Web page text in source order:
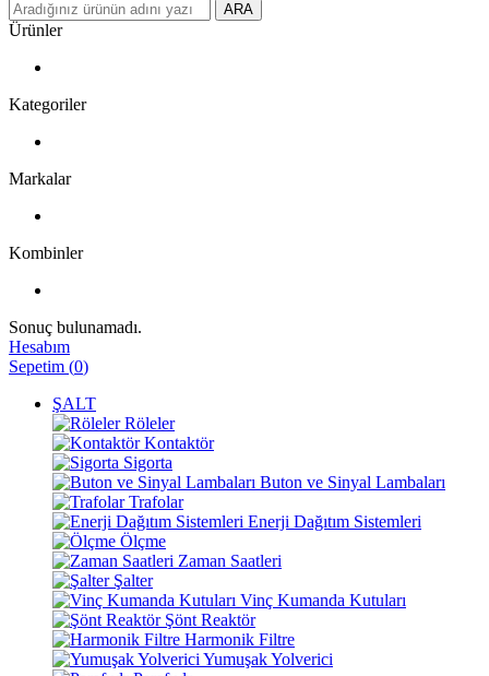
ARA
Ürünler
Kategoriler
Markalar
Kombinler
Sonuç bulunamadı.
Hesabım
Sepetim (0)
ŞALT
Röleler
Kontaktör
Sigorta
Buton ve Sinyal Lambaları
Trafolar
Enerji Dağıtım Sistemleri
Ölçme
Zaman Saatleri
Şalter
Vinç Kumanda Kutuları
Şönt Reaktör
Harmonik Filtre
Yumuşak Yolverici